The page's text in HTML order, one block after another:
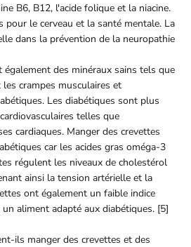
B6, B12, l'acide folique et la niacine.
pour le cerveau et la santé mentale. La
dans la prévention de la neuropathie
également des minéraux sains tels que
crampes musculaires et
Les diabétiques sont plus
telles que
cardiaques. Manger des crevettes
car les acides gras oméga-3
régulent les niveaux de cholestérol
ainsi la tension artérielle et la
ont également un faible indice
aliment adapté aux diabétiques. [5]
ils manger des crevettes et des